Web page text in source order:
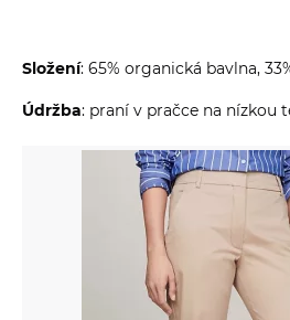
Složení: 65% organická bavlna,
Údržba: praní v pračce na nízkou